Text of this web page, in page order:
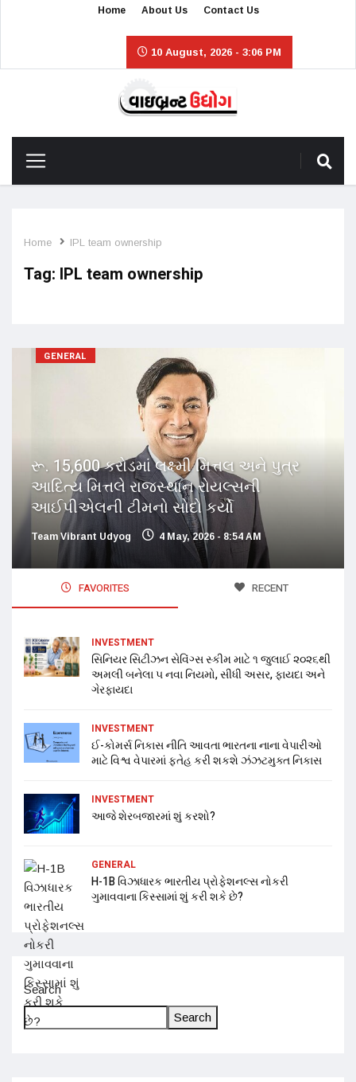
Home About Us Contact Us
10 August, 2026 - 3:06 PM
Home IPL team ownership
Tag: IPL team ownership
GENERAL
રૂ. 15,600 કરોડમાં લક્ષ્મી મિત્તલ અને પુત્ર
આદિત્ય મિત્તલે રાજસ્થાન રોયલ્સની
આઈપીએલની ટીમનો સોદો કર્યો
Team Vibrant Udyog 4 May, 2026 - 8:54 AM
FAVORITES RECENT
INVESTMENT
સિનિયર સિટીઝન સેવિંગ્સ સ્કીમ માટે ૧ જુલાઈ ૨૦૨૬થી
અમલી બનેલા ૫ નવા નિયમો, સીધી અસર, ફાયદા અને
ગેરફાયદા
INVESTMENT
ઈ-કોમર્સ નિકાસ નીતિ આવતા ભારતના નાના વેપારીઓ
માટે વિશ્વ વેપારમાં ફતેહ કરી શકશે ઝંઝટમુક્ત નિકાસ
INVESTMENT
આજે શેરબજારમાં શું કરશો?
GENERAL
H-1B વિઝાધારક ભારતીય પ્રોફેશનલ્સ નોકરી
ગુમાવવાના કિસ્સામાં શું કરી શકે છે?
Search
Search